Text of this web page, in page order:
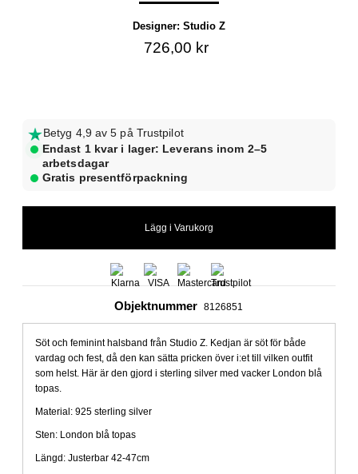
Designer: Studio Z
726,00 kr
Betyg 4,9 av 5 på Trustpilot
Endast 1 kvar i lager: Leverans inom 2–5
arbetsdagar
Gratis presentförpackning
Objektnummer 8126851
Söt och feminint halsband från Studio Z. Kedjan är söt för både
vardag och fest, då den kan sätta pricken över i:et till vilken outfit
som helst. Här är den gjord i sterling silver med vacker London blå
topas.
Material: 925 sterling silver
Sten: London blå topas
Längd: Justerbar 42-47cm